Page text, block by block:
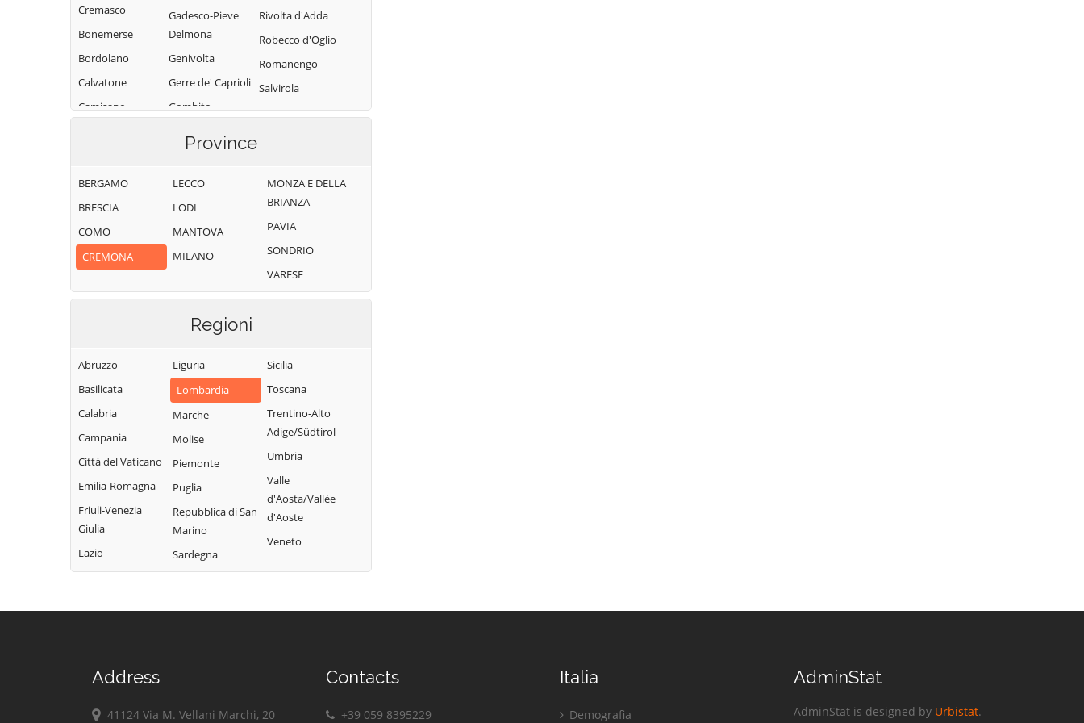
Cremasco
Bonemerse
Bordolano
Calvatone
Camisano
Cantone
Cappella de'
Picenardi
Vidolasco
Casaletto
Ceredano
Casaletto di
Sopra
Casaletto Vaprio
Casalmaggiore
Casalmorano
Castel Gabbiano
Casteldidone
Cella Dati
Gadesco-Pieve
Delmona
Genivolta
Gerre de' Caprioli
Gombito
Uniti
Gussola
Isola Dovarese
Izano
Madignano
Martignana di Po
Monte
Cremasco
Montodine
Ostiano
Paderno
Ponchielli
Pessina
Rivolta d'Adda
Robecco d'Oglio
Romanengo
Salvirola
San Bassano
Croce
San Martino del
Lago
Scandolara
Scandolara Ripa
Solarolo Rainerio
Soncino
Soresina
Sospiro
Spinadesco
Spineda
Spino d'Adda
Stagno
Torricella del
Province
BERGAMO
BRESCIA
COMO
CREMONA
LECCO
LODI
MANTOVA
MILANO
MONZA E DELLA
BRIANZA
PAVIA
SONDRIO
VARESE
Regioni
Abruzzo
Basilicata
Calabria
Campania
Città del Vaticano
Emilia-Romagna
Friuli-Venezia
Giulia
Lazio
Liguria
Lombardia
Marche
Molise
Piemonte
Puglia
Repubblica di San
Marino
Sardegna
Sicilia
Toscana
Trentino-Alto
Adige/Südtirol
Umbria
Valle
d'Aosta/Vallée
d'Aoste
Veneto
Address
41124 Via M. Vellani Marchi, 20
Contacts
+39 059 8395229
Italia
Demografia
AdminStat
AdminStat is designed by Urbistat.